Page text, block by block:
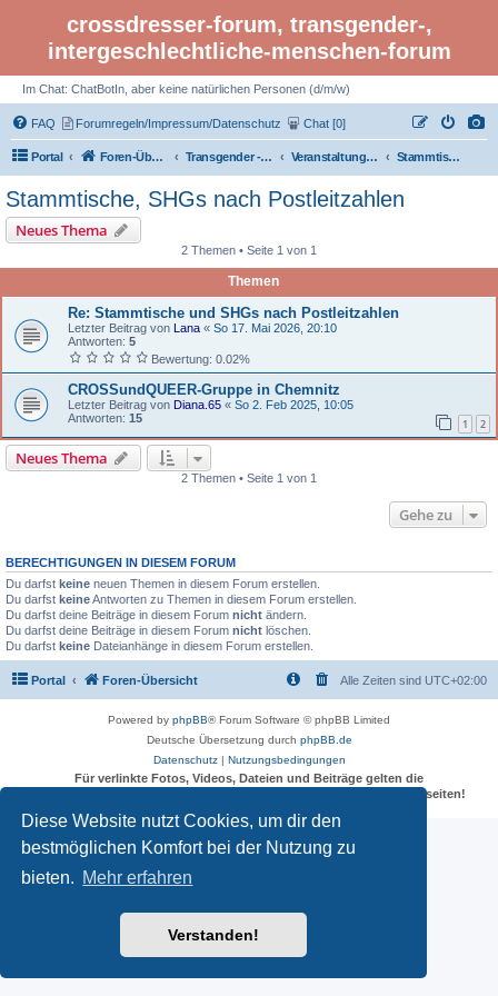
Diese Website nutzt Cookies, um dir den
bestmöglichen Komfort bei der Nutzung zu
bieten. Mehr erfahren
Verstanden!
crossdresser-forum, transgender-,
intergeschlechtliche-menschen-forum
Im Chat: ChatBotIn, aber keine natürlichen Personen (d/m/w)
FAQ Forumregeln/Impressum/Datenschutz Chat [0]
Portal Foren-Übersicht Transgender - Crossdresser-Forum Veranstaltungen - Tagungen - Treffen - Events - Kultur Stammtische, SHGs nach Postleitzahlen
Stammtische, SHGs nach Postleitzahlen
Neues Thema
2 Themen • Seite 1 von 1
Themen
Re: Stammtische und SHGs nach Postleitzahlen
Letzter Beitrag von Lana « So 17. Mai 2026, 20:10
Antworten: 5
Bewertung: 0.02%
CROSSundQUEER-Gruppe in Chemnitz
Letzter Beitrag von Diana.65 « So 2. Feb 2025, 10:05
Antworten: 15 1 2
Neues Thema
2 Themen • Seite 1 von 1
Gehe zu
BERECHTIGUNGEN IN DIESEM FORUM
Du darfst keine neuen Themen in diesem Forum erstellen.
Du darfst keineAntworten zu Themen in diesem Forum erstellen.
Du darfst deine Beiträge in diesem Forum nicht ändern.
Du darfst deine Beiträge in diesem Forum nicht löschen.
Du darfst keine Dateianhänge in diesem Forum erstellen.
Portal Foren-Übersicht Alle Zeiten sind UTC+02:00
Powered by phpBB® Forum Software © phpBB Limited
Deutsche Übersetzung durch phpBB.de
Datenschutz| Nutzungsbedingungen
Für verlinkte Fotos, Videos, Dateien und Beiträge gelten die
Datenschutzbestimmungen und weiteren Regeln der externen Webseiten!